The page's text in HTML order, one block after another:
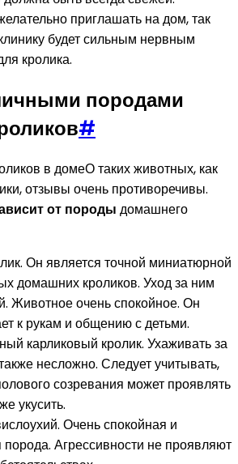
приглашать на дом, так
будет сильным нервным
кролика.
породами
#
О таких животных, как
отзывы очень противоречивы.
от породы домашнего
Он является точной миниатюрной
домашних кроликов. Уход за ним
Животное очень спокойное. Он
к рукам и общению с детьми.
карликовый кролик. Ухаживать за
несложно. Следует учитывать,
созревания может проявлять
укусить.
Очень спокойная и
Агрессивности не проявляют